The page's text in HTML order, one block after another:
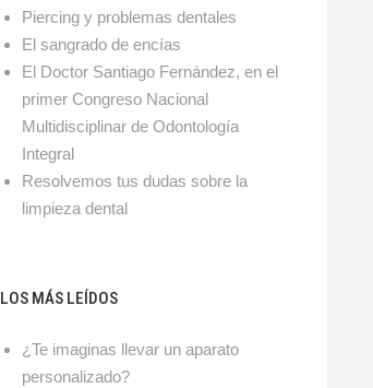
Piercing y problemas dentales
El sangrado de encías
El Doctor Santiago Fernández, en el
primer Congreso Nacional
Multidisciplinar de Odontología
Integral
Resolvemos tus dudas sobre la
limpieza dental
LOS MÁS LEÍDOS
¿Te imaginas llevar un aparato
personalizado?